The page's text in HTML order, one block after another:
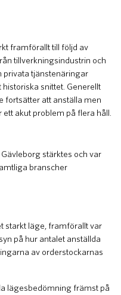
framförallt till följd av
tillverkningsindustrin och
privata tjänstenäringar
snittet. Generellt
fortsätter att anställa men
akut problem på flera håll.
stärktes och var
branscher
starkt läge, framförallt var
på hur antalet anställda
av orderstockarnas
lägesbedömning främst på